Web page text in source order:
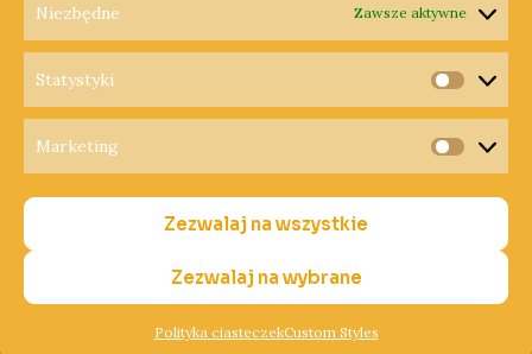
Niezbędne Zawsze aktywne
Statystyki
Marketing
Zezwalaj na wszystkie
Zezwalaj na wybrane
Polityka ciasteczekCustom Styles
Polityka Cookies